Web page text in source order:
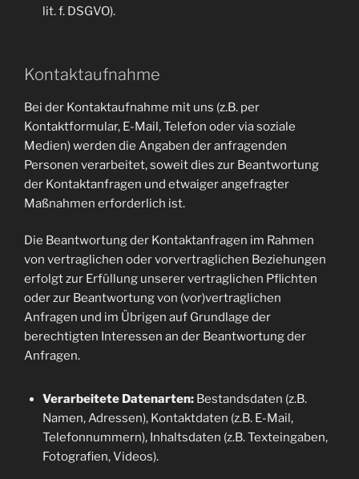
lit. f. DSGVO).
Kontaktaufnahme
Bei der Kontaktaufnahme mit uns (z.B. per
Kontaktformular, E-Mail, Telefon oder via soziale
Medien) werden die Angaben der anfragenden
Personen verarbeitet, soweit dies zur Beantwortung
der Kontaktanfragen und etwaiger angefragter
Maßnahmen erforderlich ist.
Die Beantwortung der Kontaktanfragen im Rahmen
von vertraglichen oder vorvertraglichen Beziehungen
erfolgt zur Erfüllung unserer vertraglichen Pflichten
oder zur Beantwortung von (vor)vertraglichen
Anfragen und im Übrigen auf Grundlage der
berechtigten Interessen an der Beantwortung der
Anfragen.
Verarbeitete Datenarten:Bestandsdaten (z.B.
Namen, Adressen), Kontaktdaten (z.B. E-Mail,
Telefonnummern), Inhaltsdaten (z.B. Texteingaben,
Fotografien, Videos).